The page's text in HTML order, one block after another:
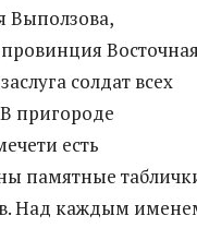
Выползова,
Восточная
солдат всех
пригороде
есть
памятные
Над каждым